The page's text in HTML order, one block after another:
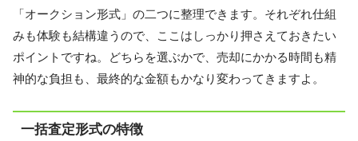
「オークション形式」の二つに整理できます。それぞれ仕組
みも体験も結構違うので、ここはしっかり押さえておきたい
ポイントですね。どちらを選ぶかで、売却にかかる時間も精
神的な負担も、最終的な金額もかなり変わってきますよ。
一括査定形式の特徴